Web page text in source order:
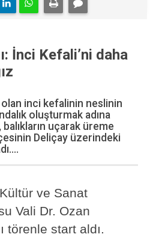
İnci Kefali’ni daha
olan inci kefalinin neslinin
oluşturmak adına
uçarak üreme
Deliçay üzerindeki
ve Sanat
Vali Dr. Ozan
törenle start aldı.